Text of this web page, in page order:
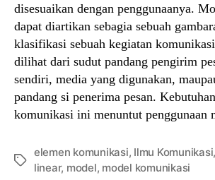
disesuaikan dengan penggunaanya.
dapat diartikan sebagia sebuah
klasifikasi sebuah kegiatan
dilihat dari sudut pandang pengirim
sendiri, media yang digunakan,
pandang si penerima pesan.
komunikasi ini menuntut
Tags
elemen komunikasi, Ilmu Komunikasi,
linear, model, model komunikasi